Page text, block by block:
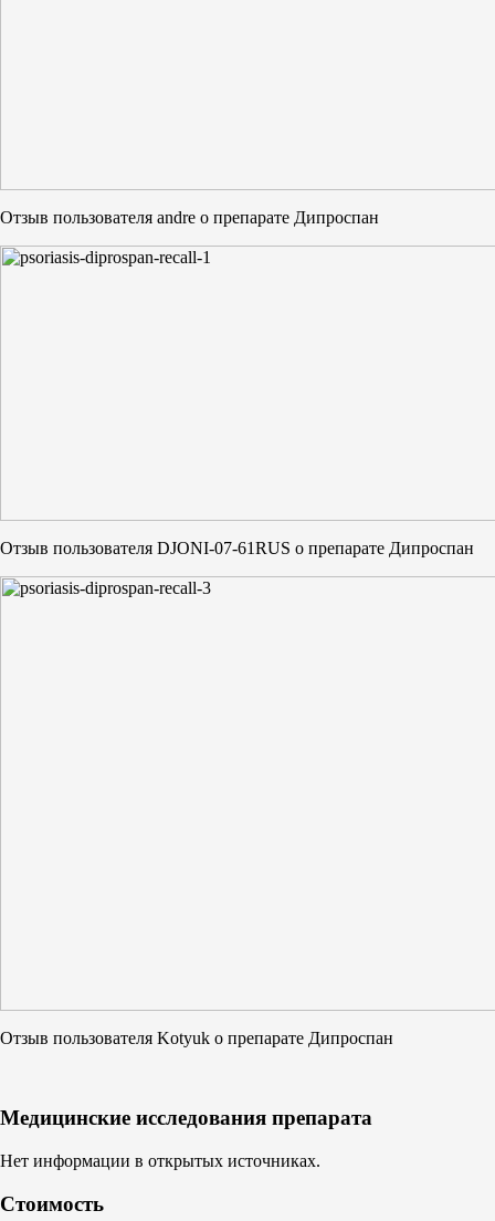
Отзыв пользователя andre о препарате Дипроспан
Отзыв пользователя DJONI-07-61RUS о препарате Дипроспан
Отзыв пользователя Kotyuk о препарате Дипроспан
Медицинские исследования препарата
Нет информации в открытых источниках.
Стоимость